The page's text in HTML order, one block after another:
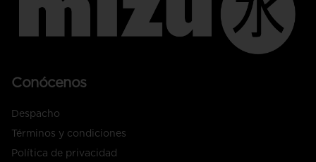
Conócenos
Despacho
Términos y condiciones
Política de privacidad